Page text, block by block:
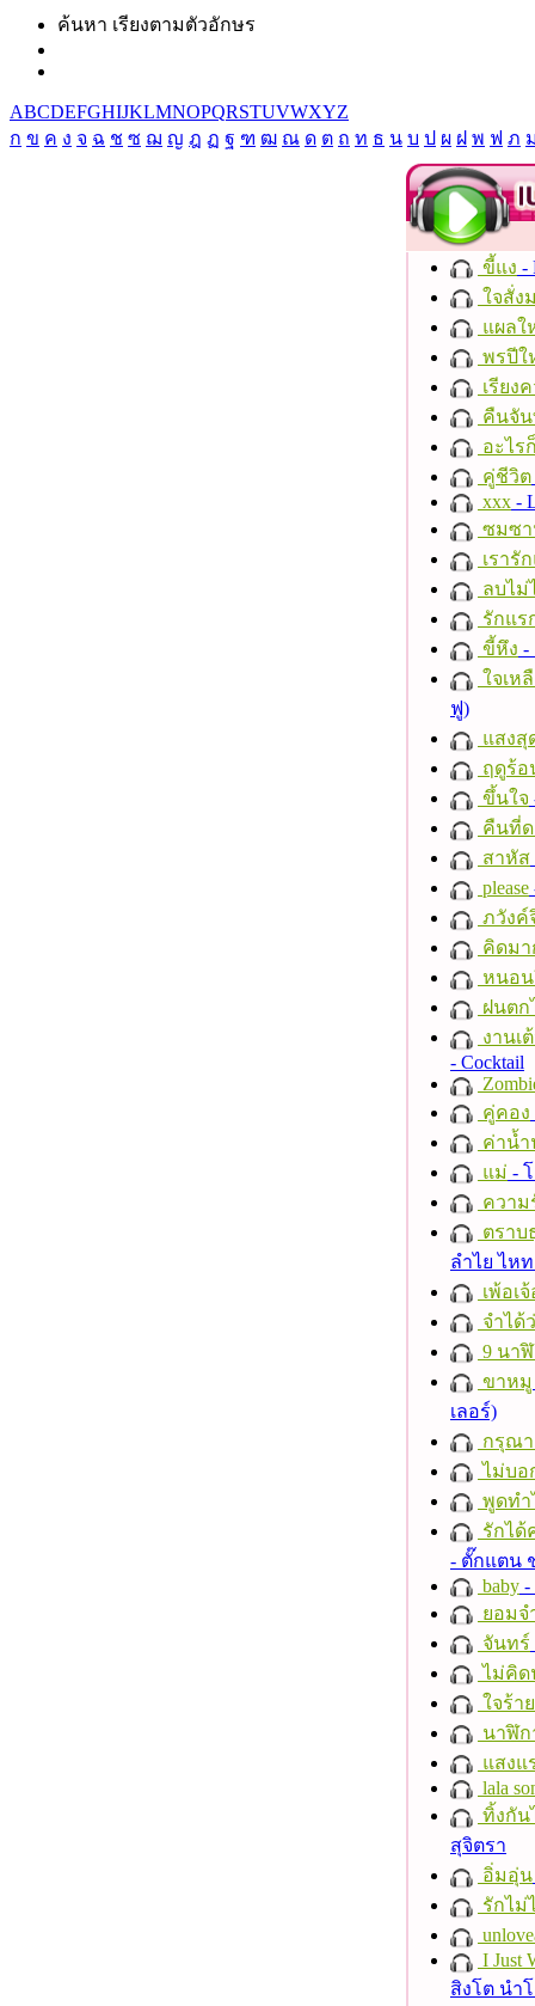
ค้นหา เรียงตามตัวอักษร
ABCDEFGHIJKLMNOPQRSTUVWXYZ
ก ข ค ง จ ฉ ช ซ ฌ ญ ฎ ฏ ฐ ฑ ฒ ณ ด ต ถ ท ธ น บ ป ผ ฝ พ ฟ ภ
ขี้แง -
ใจสั่ง
แผลใ
พรปีใ
เรียง
คืนจั
อะไร
คู่ชีวิต
xxx -
ซมซ
เรารั
ลบไม่
รักแร
ขี้หึง -
ใจเห
ฟู)
แสงสุ
ฤดูร้อ
ขึ้นใจ
คืนที่ด
สาหัส
please
ภวังค์
คิดมา
หนอน
ฝนตก
งานเ
- Cocktail
คู่คอง
ค่าน้
แม่ -
ความ
ตราบ
ลำไย ไห
เพ้อเ
จำได้
9 นา
ขาหมู
เลอร์)
กรุณา
ไม่บอ
พูดทำ
รักได้
- ตั๊กแตน
baby -
ยอม
จันทร์
ไม่คิด
ใจร้าย
นาฬิก
แสงแ
lala
ทิ้งกัน
สุจิตรา
อิ่มอุ่น
รักไม่
I Just
สิงโต นำ